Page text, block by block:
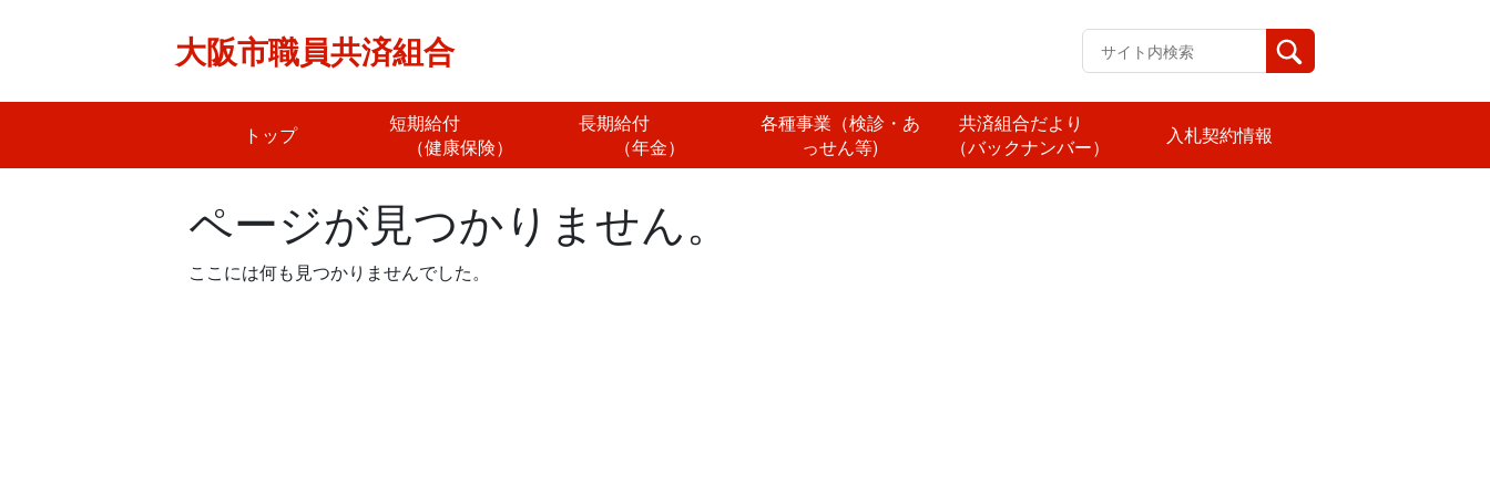
大阪市職員共済組合
トップ
短期給付
（健康保険）
長期給付
（年金）
各種事業（検診・あ
っせん等)
共済組合だより
（バックナンバー）
入札契約情報
ページが見つかりません。
ここには何も見つかりませんでした。